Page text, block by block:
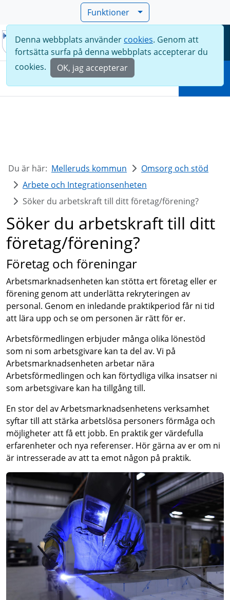
Funktioner
Meny
Denna webbplats använder cookies. Genom att
fortsätta surfa på denna webbplats accepterar du
cookies.
OK, jag accepterar
Du är här: Melleruds kommun
Omsorg och stöd
Arbete och Integrationsenheten
Söker du arbetskraft till ditt företag/förening?
Söker du arbetskraft till ditt
företag/förening?
Företag och föreningar
Arbetsmarknadsenheten kan stötta ert företag eller er
förening genom att underlätta rekryteringen av
personal. Genom en inledande praktikperiod får ni tid
att lära upp och se om personen är rätt för er.
Arbetsförmedlingen erbjuder många olika lönestöd
som ni som arbetsgivare kan ta del av. Vi på
Arbetsmarknadsenheten arbetar nära
Arbetsförmedlingen och kan förtydliga vilka insatser ni
som arbetsgivare kan ha tillgång till.
En stor del av Arbetsmarknadsenhetens verksamhet
syftar till att stärka arbetslösa personers förmåga och
möjligheter att få ett jobb. En praktik ger värdefulla
erfarenheter och nya referenser. Hör gärna av er om ni
är intresserade av att ta emot någon på praktik.